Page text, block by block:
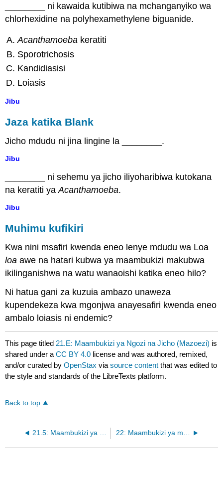
________ ni kawaida kutibiwa na mchanganyiko wa
chlorhexidine na polyhexamethylene biguanide.
Acanthamoeba keratiti
Sporotrichosis
Kandidiasisi
Loiasis
Jibu
Jaza katika Blank
Jicho mdudu ni jina lingine la ________.
Jibu
________ ni sehemu ya jicho iliyoharibiwa kutokana
na keratiti yaAcanthamoeba.
Jibu
Muhimu kufikiri
Kwa nini msafiri kwenda eneo lenye mdudu wa Loa
loa awe na hatari kubwa ya maambukizi makubwa
ikilinganishwa na watu wanaoishi katika eneo hilo?
Ni hatua gani za kuzuia ambazo unaweza
kupendekeza kwa mgonjwa anayesafiri kwenda eneo
ambalo loiasis ni endemic?
This page titled 21.E: Maambukizi ya Ngozi na Jicho (Mazoezi) is
shared under aCC BY 4.0 license and was authored, remixed,
and/or curated byOpenStax viasource content that was edited to
the style and standards of the LibreTexts platform.
Back to top
21.5: Maambukizi ya Protozoan na Helminthic ya Macho 22: Maambukizi ya mfumo wa kupumua